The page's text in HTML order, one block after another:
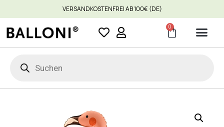
VERSANDKOSTENFREI AB 100€ (DE)
0